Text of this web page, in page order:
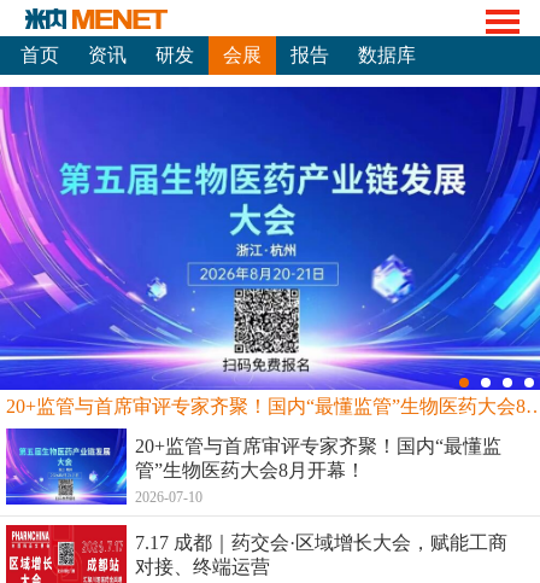
首页 资讯 研发 会展 报告 数据库
20+监管与首席审评专家齐聚！国内“最
20+监管与首席审评专家齐聚！国内“最懂监
管”生物医药大会8月开幕！
2026-07-10
7.17 成都｜药交会·区域增长大会，赋能工商
对接、终端运营